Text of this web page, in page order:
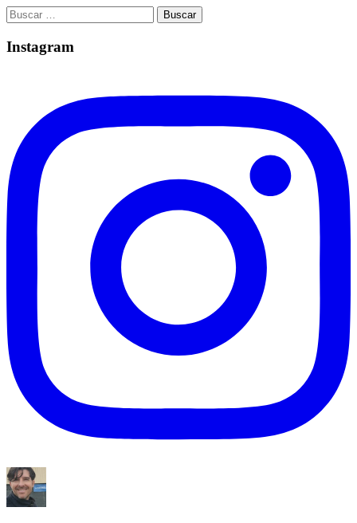
Buscar:
Instagram